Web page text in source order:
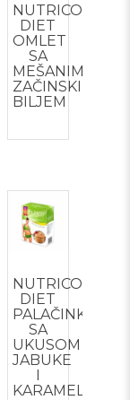
NUTRICO
DIET
OMLET
SA
MEŠANIM
ZAČINSKIM
BILJEM
NUTRICO
DIET
PALAČINKE
SA
UKUSOM
JABUKE
I
KARAMELE